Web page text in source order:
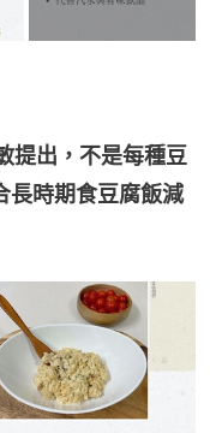
提出，不是每種豆
長時期食豆腐飯減